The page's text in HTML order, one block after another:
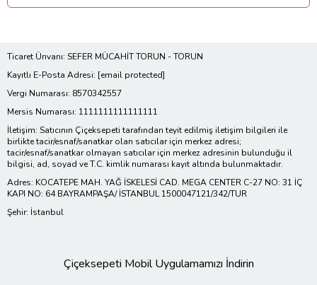
Ticaret Ünvanı: SEFER MÜCAHİT TORUN - TORUN
Kayıtlı E-Posta Adresi: [email protected]
Vergi Numarası: 8570342557
Mersis Numarası: 1111111111111111
İletişim: Satıcının Çiçeksepeti tarafından teyit edilmiş iletişim bilgileri ile
birlikte tacir/esnaf/sanatkar olan satıcılar için merkez adresi;
tacir/esnaf/sanatkar olmayan satıcılar için merkez adresinin bulunduğu il
bilgisi, ad, soyad ve T.C. kimlik numarası kayıt altında bulunmaktadır.
Adres: KOCATEPE MAH. YAĞ İSKELESİ CAD. MEGA CENTER C-27 NO: 31 İÇ
KAPI NO: 64 BAYRAMPAŞA/ İSTANBUL 1500047121/342/TUR
Şehir: İstanbul
Çiçeksepeti Mobil Uygulamamızı İndirin